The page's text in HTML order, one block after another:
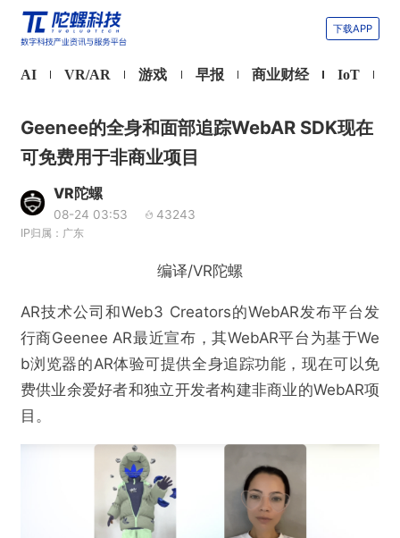
下载APP
AI VR/AR 游戏 早报 商业财经 IoT
Geenee的全身和面部追踪WebAR SDK现在
可免费用于非商业项目
VR陀螺
08-24 03:53 43243
IP归属：广东
编译/VR陀螺
AR技术公司和Web3 Creators的WebAR发布平台发
行商Geenee AR最近宣布，其WebAR平台为基于We
b浏览器的AR体验可提供全身追踪功能，现在可以免
费供业余爱好者和独立开发者构建非商业的WebAR项
目。